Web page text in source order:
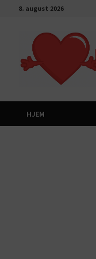
8. august 2026
HJEM